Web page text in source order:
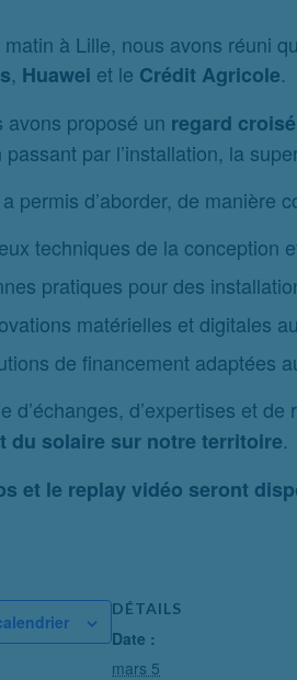
à Lille, nous avons réuni
, Huawei et le Crédit Agricole.
avons proposé un regard
par l’installation, la
permis d’aborder, de manière
techniques de la conception
pratiques pour des
matérielles et digitales
de financement adaptées
d’échanges, d’expertises et
du solaire sur notre territoire.
et le replay vidéo seront
DÉTAILS
Date :
mars 5